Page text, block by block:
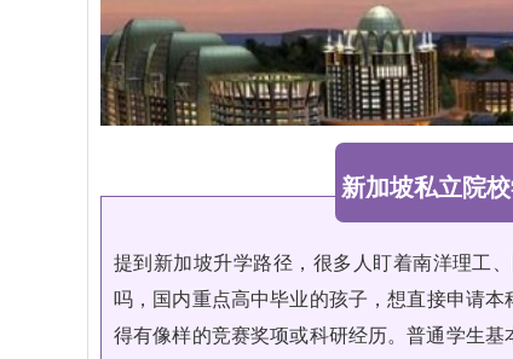
新加坡私立院
提到新加坡升学路径，很多人盯着南洋理工
吗，国内重点高中毕业的孩子，想直接申请
得有像样的竞赛奖项或科研经历。普通学生